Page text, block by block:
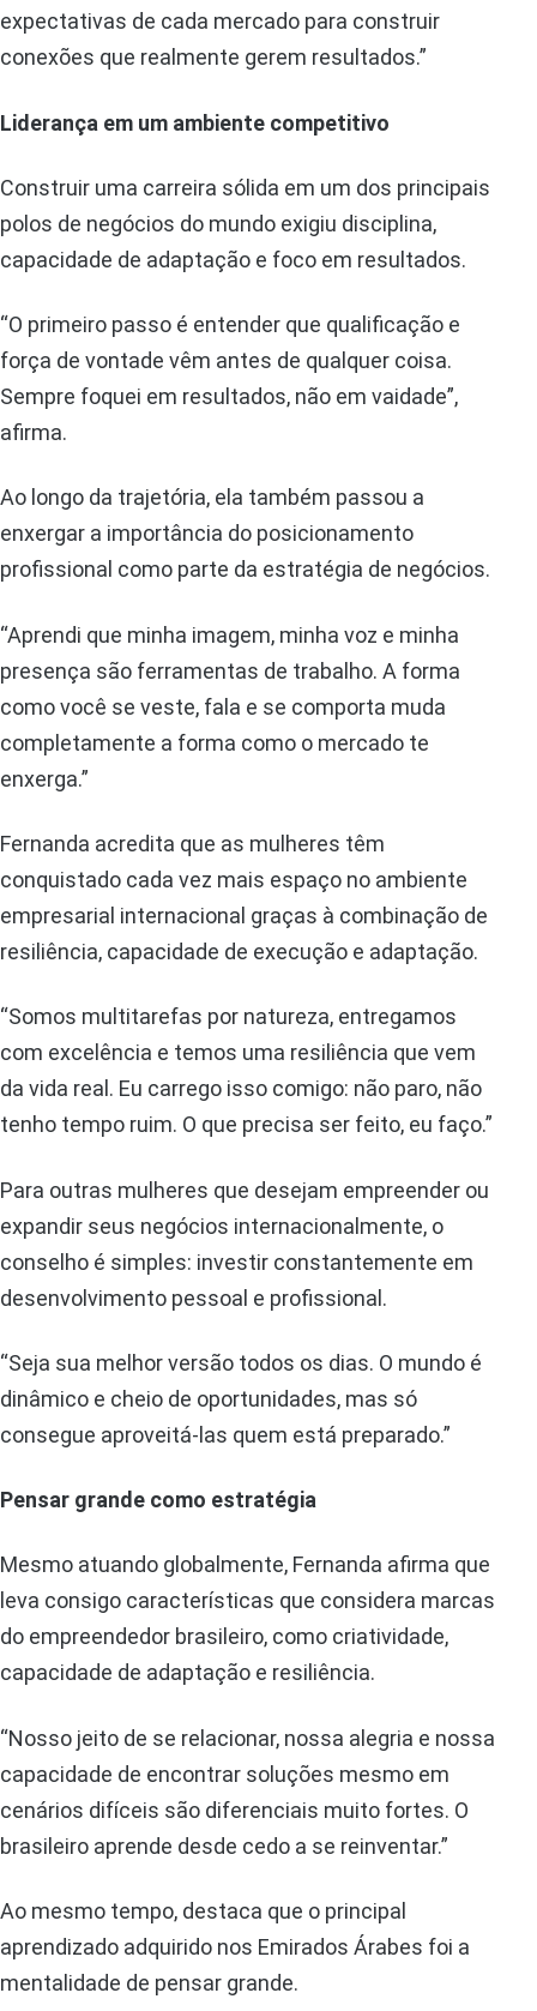
expectativas de cada mercado para construir
conexões que realmente gerem resultados.”
Liderança em um ambiente competitivo
Construir uma carreira sólida em um dos principais
polos de negócios do mundo exigiu disciplina,
capacidade de adaptação e foco em resultados.
“O primeiro passo é entender que qualificação e
força de vontade vêm antes de qualquer coisa.
Sempre foquei em resultados, não em vaidade”,
afirma.
Ao longo da trajetória, ela também passou a
enxergar a importância do posicionamento
profissional como parte da estratégia de negócios.
“Aprendi que minha imagem, minha voz e minha
presença são ferramentas de trabalho. A forma
como você se veste, fala e se comporta muda
completamente a forma como o mercado te
enxerga.”
Fernanda acredita que as mulheres têm
conquistado cada vez mais espaço no ambiente
empresarial internacional graças à combinação de
resiliência, capacidade de execução e adaptação.
“Somos multitarefas por natureza, entregamos
com excelência e temos uma resiliência que vem
da vida real. Eu carrego isso comigo: não paro, não
tenho tempo ruim. O que precisa ser feito, eu faço.”
Para outras mulheres que desejam empreender ou
expandir seus negócios internacionalmente, o
conselho é simples: investir constantemente em
desenvolvimento pessoal e profissional.
“Seja sua melhor versão todos os dias. O mundo é
dinâmico e cheio de oportunidades, mas só
consegue aproveitá-las quem está preparado.”
Pensar grande como estratégia
Mesmo atuando globalmente, Fernanda afirma que
leva consigo características que considera marcas
do empreendedor brasileiro, como criatividade,
capacidade de adaptação e resiliência.
“Nosso jeito de se relacionar, nossa alegria e nossa
capacidade de encontrar soluções mesmo em
cenários difíceis são diferenciais muito fortes. O
brasileiro aprende desde cedo a se reinventar.”
Ao mesmo tempo, destaca que o principal
aprendizado adquirido nos Emirados Árabes foi a
mentalidade de pensar grande.